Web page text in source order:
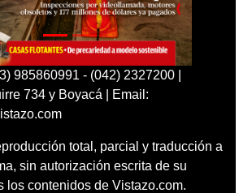
985860991 - (042) 2327200 |
734 y Boyacá | Email:
total, parcial y traducción a
sin autorización escrita de su
los contenidos de Vistazo.com.